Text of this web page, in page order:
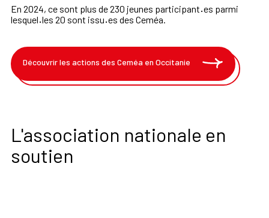
En 2024, ce sont plus de 230 jeunes participant·es parmi
lesquel·les 20 sont issu·es des Ceméa.
Découvrir les actions des Ceméa en Occitanie
L'association nationale en
soutien